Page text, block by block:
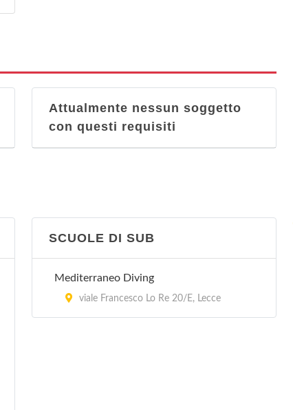
Attualmente nessun soggetto
con questi requisiti
SCUOLE DI SUB
Mediterraneo Diving
viale Francesco Lo Re 20/E, Lecce